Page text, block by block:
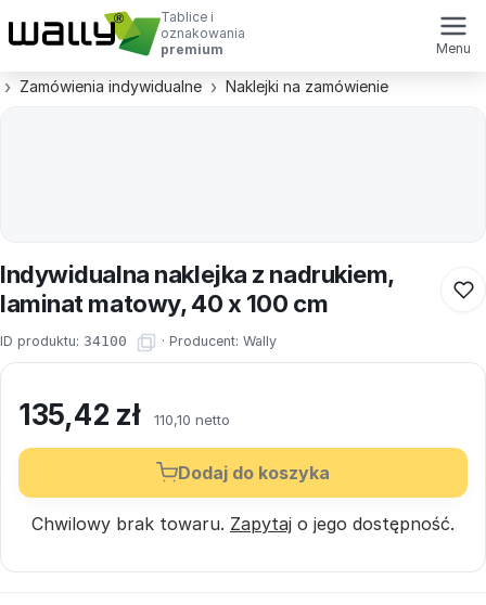
Tablice i
oznakowania
premium
Menu
Zamówienia indywidualne Naklejki na zamówienie
Indywidualna naklejka z nadrukiem,
laminat matowy, 40 x 100 cm
ID produktu: 34100 · Producent: Wally
135,42 zł 110,10 netto
Dodaj do koszyka
Chwilowy brak towaru. Zapytaj o jego dostępność.